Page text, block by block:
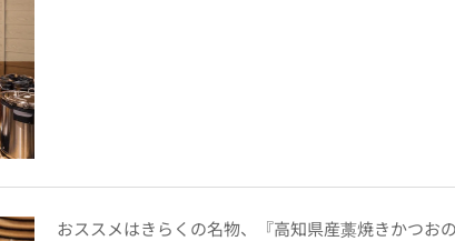
おススメはきらくの名物、『高知県産藁焼きかつお